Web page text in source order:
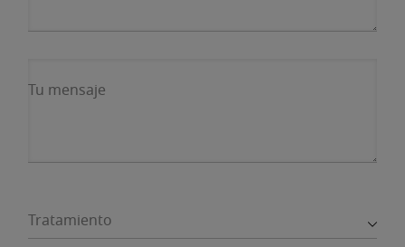
Tu mensaje
Tratamiento